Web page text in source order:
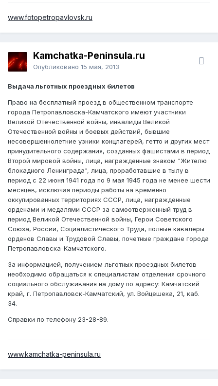
www.fotopetropavlovsk.ru
Kamchatka-Peninsula.ru
Опубликовано 15 мая, 2013
Выдача льготных проездных билетов
Право на бесплатный проезд в общественном транспорте
города Петропавловска-Камчатского имеют участники
Великой Отечественной войны, инвалиды Великой
Отечественной войны и боевых действий, бывшие
несовершеннолетние узники концлагерей, гетто и других мест
принудительного содержания, созданных фашистами в период
Второй мировой войны, лица, награжденные знаком "Жителю
блокадного Ленинграда", лица, проработавшие в тылу в
период с 22 июня 1941 года по 9 мая 1945 года не менее шести
месяцев, исключая периоды работы на временно
оккупированных территориях СССР, лица, награжденные
орденами и медалями СССР за самоотверженный труд в
период Великой Отечественной войны, Герои Советского
Союза, России, Социалистического Труда, полные кавалеры
орденов Славы и Трудовой Славы, почетные граждане города
Петропавловска-Камчатского.
За информацией, получением льготных проездных билетов
необходимо обращаться к специалистам отделения срочного
социального обслуживания на дому по адресу: Камчатский
край, г. Петропавловск-Камчатский, ул. Войцешека, 21, каб.
34.
Справки по телефону 23-28-89.
www.kamchatka-peninsula.ru